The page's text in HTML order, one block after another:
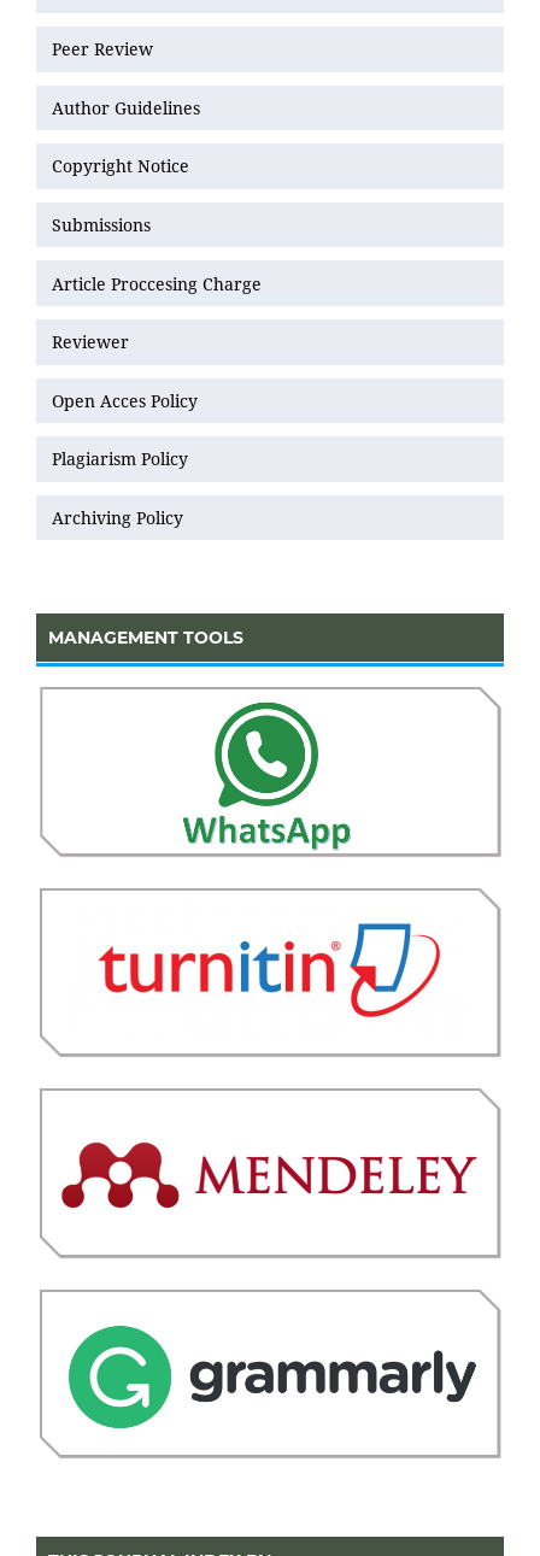
Peer Review
Author Guidelines
Copyright Notice
Submissions
Article Proccesing Charge
Reviewer
Open Acces Policy
Plagiarism Policy
Archiving Policy
MANAGEMENT TOOLS